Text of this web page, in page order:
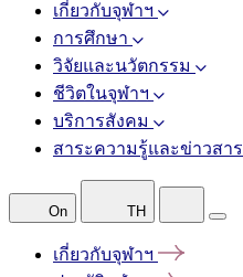
เกี่ยวกับจุฬาฯ
การศึกษา
วิจัยและนวัตกรรม
ชีวิตในจุฬาฯ
บริการสังคม
สาระความรู้และข่าวสาร
On TH
เกี่ยวกับจุฬาฯ